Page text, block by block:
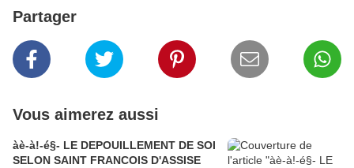
Partager
Vous aimerez aussi
àè-à!-é§- LE DEPOUILLEMENT DE SOI
SELON SAINT FRANCOIS D'ASSISE